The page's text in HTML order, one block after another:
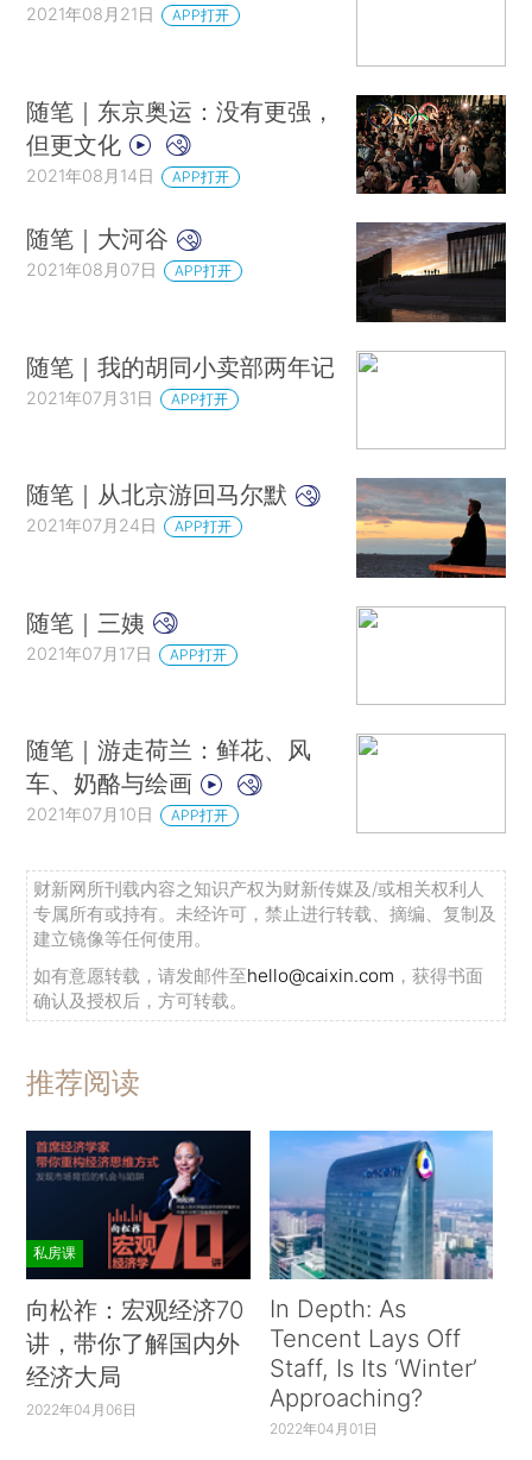
2021年08月21日 APP打开
随笔｜东京奥运：没有更强，
但更文化
2021年08月14日 APP打开
随笔｜大河谷
2021年08月07日 APP打开
随笔｜我的胡同小卖部两年记
2021年07月31日 APP打开
随笔｜从北京游回马尔默
2021年07月24日 APP打开
随笔｜三姨
2021年07月17日 APP打开
随笔｜游走荷兰：鲜花、风
车、奶酪与绘画
2021年07月10日 APP打开
财新网所刊载内容之知识产权为财新传媒及/或相关权利人
专属所有或持有。未经许可，禁止进行转载、摘编、复制及
建立镜像等任何使用。
如有意愿转载，请发邮件至hello@caixin.com ，获得书面
确认及授权后，方可转载。
推荐阅读
私房课
向松祚：宏观经济70
讲，带你了解国内外
经济大局
2022年04月06日
In Depth: As
Tencent Lays Off
Staff, Is Its ‘Winter’
Approaching?
2022年04月01日